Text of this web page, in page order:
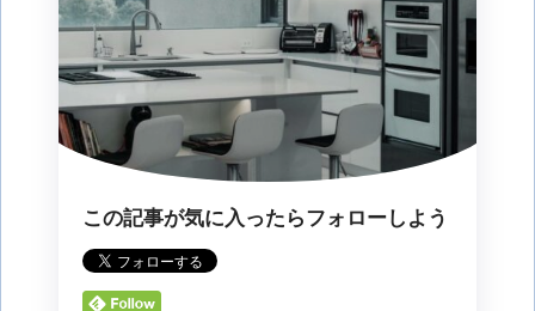
この記事が気に入ったらフォローしよう